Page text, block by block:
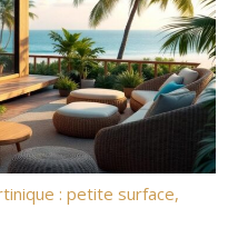
: petite surface,